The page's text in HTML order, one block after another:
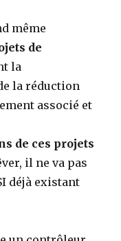
même
de
la
la réduction
associé et
de ces projets
il ne va pas
déjà existant